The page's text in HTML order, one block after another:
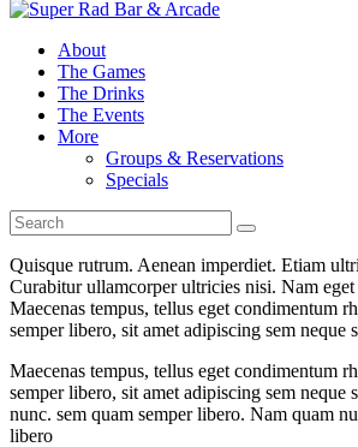
About
The Games
The Drinks
The Events
More
Groups & Reservations
Specials
Quisque rutrum. Aenean imperdiet. Etiam
Curabitur ullamcorper ultricies nisi. Nam
Maecenas tempus, tellus eget condimentum
semper libero, sit amet adipiscing sem neque
Maecenas tempus, tellus eget condimentum
semper libero, sit amet adipiscing sem neque
nunc. sem quam semper libero. Nam quam
libero